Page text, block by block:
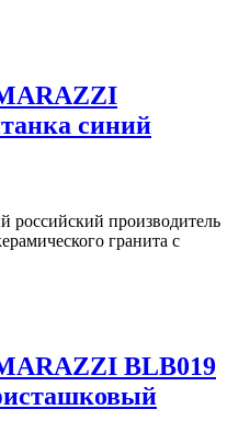
синий
российский производитель
гранита с
BLB019